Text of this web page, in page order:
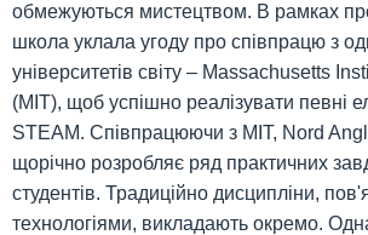
обмежуються мистецтвом. В рамках
школа уклала угоду про співпрацю з
університетів світу – Massachusetts
(MIT), щоб успішно реалізувати певні
STEAM. Співпрацюючи з MIT, Nord
щорічно розробляє ряд практичних
студентів. Традиційно дисципліни,
технологіями, викладають окремо.